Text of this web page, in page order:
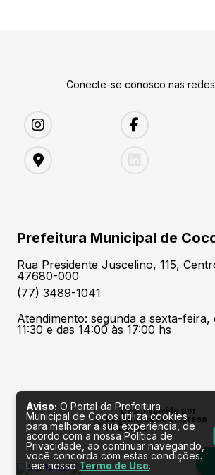
Conecte-se conosco nas
Prefeitura Municipal de
Rua Presidente Juscelino, 115,
47680-000
(77) 3489-1041
Atendimento: segunda a sexta-feira,
11:30 e das 14:00 às 17:00 hs
Desenvolvido por
Aviso: O Portal da Prefeitura
Municipal de Cocos utiliza cookies
para melhorar a sua experiência, de
acordo com a nossa Política de
Privacidade, ao continuar navegando,
você concorda com estas condições.
Leia nosso Termo de Uso.